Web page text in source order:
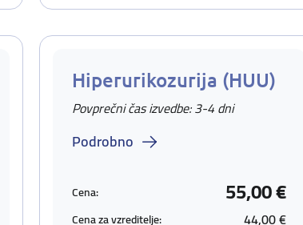
Hiperurikozurija (HUU)
Povprečni čas izvedbe: 3-4 dni
Podrobno
Cena: 55,00 €
Cena za vzreditelje: 44,00 €